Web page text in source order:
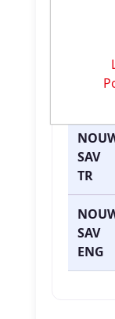
Dosya
SAV
TR
SAV
ENG